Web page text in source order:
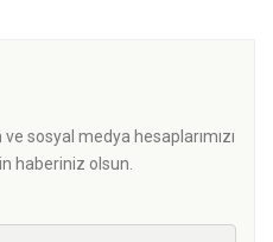
sosyal medya hesaplarımızı
haberiniz olsun.